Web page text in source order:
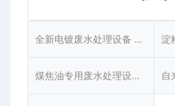
全新电镀废水处理设备 污泥脱水离心机 卧螺离心机厂家[LWJ]
煤焦油专用废水处理设备 固液分离机 卧螺离心机厂家[LWJ]